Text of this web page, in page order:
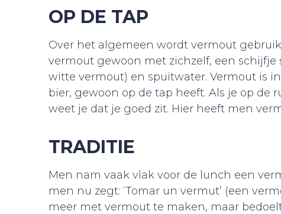
OP DE TAP
Over het algemeen wordt vermout
vermout gewoon met zichzelf, een
witte vermout) en spuitwater. Vermout is
bier, gewoon op de tap heeft. Als je op de
weet je dat je goed zit. Hier heeft men
TRADITIE
Men nam vaak vlak voor de lunch een
men nu zegt: ‘Tomar un vermut’ (een
meer met vermout te maken, maar